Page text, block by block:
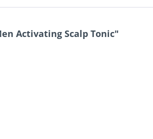
Activating Scalp Tonic"